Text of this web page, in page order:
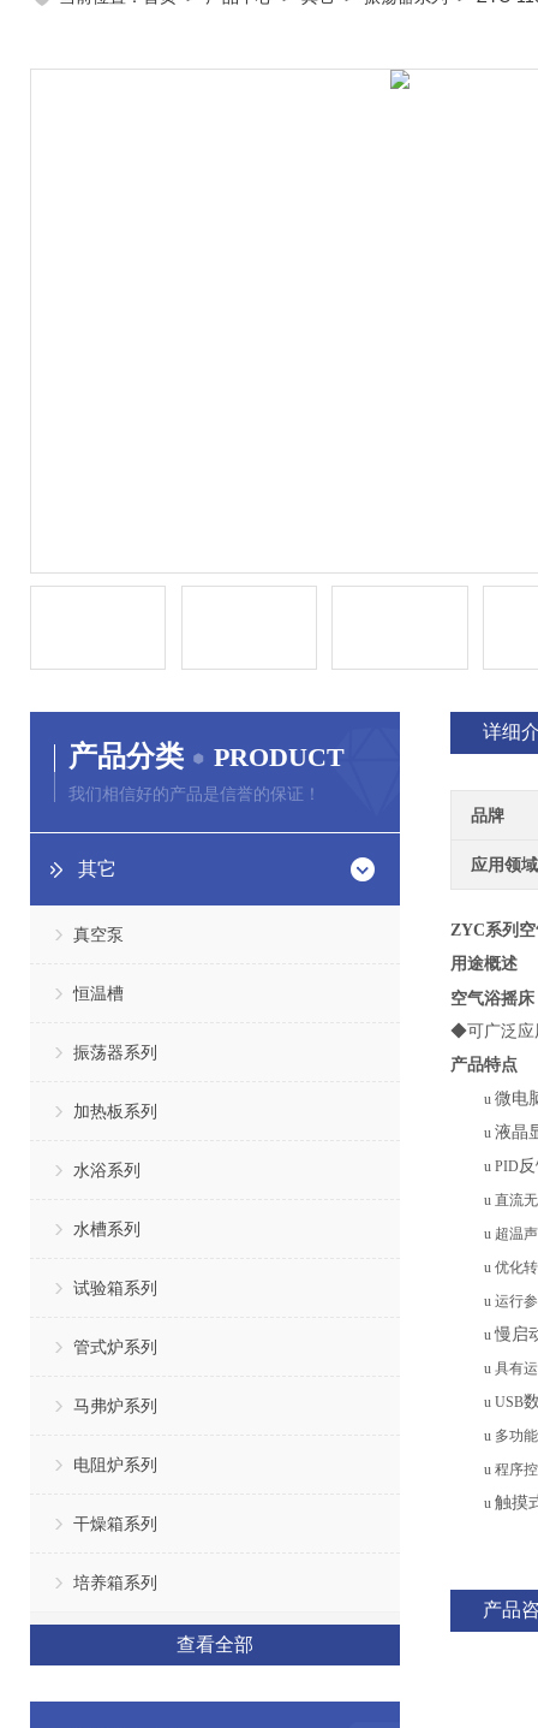
产品分类 PRODUCT
我们相信好的产品是信誉的保证！
其它
真空泵
恒温槽
振荡器系列
加热板系列
水浴系列
水槽系列
试验箱系列
管式炉系列
马弗炉系列
电阻炉系列
干燥箱系列
培养箱系列
查看全部
详细
品牌
应用领域
ZYC系列
用途概述
空气浴摇
◆可广泛
产品特点
u 微电
u 液晶
u PID
u 直流无
u 超温
u 优化
u 运行
u慢启
u 具有
u USB
u 多功
u 程序
u 触摸
产品